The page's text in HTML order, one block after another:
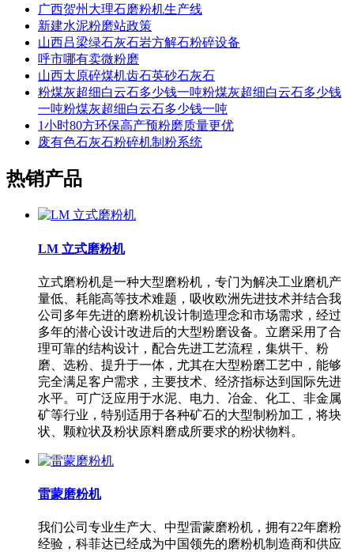
广西贺州大理石磨粉机生产线
新建水泥粉磨站政策
山西吕梁绿石灰石岩方解石粉碎设备
呼市哪有卖微粉磨
山西太原碎煤机齿石英砂石灰石
粉煤灰超细白云石多少钱一吨粉煤灰超细白云石多少钱
一吨粉煤灰超细白云石多少钱一吨
1小时80方环保高产预粉磨质量更优
废有色石灰石粉碎机制粉系统
热销产品
LM 立式磨粉机
立式磨粉机是一种大型磨粉机，专门为解决工业磨机产
量低、耗能高等技术难题，吸收欧洲先进技术并结合我
公司多年先进的磨粉机设计制造理念和市场需求，经过
多年的潜心设计改进后的大型粉磨设备。立磨采用了合
理可靠的结构设计，配合先进工艺流程，集烘干、粉
磨、选粉、提升于一体，尤其在大型粉磨工艺中，能够
完全满足客户需求，主要技术、经济指标达到国际先进
水平。可广泛应用于水泥、电力、冶金、化工、非金属
矿等行业，特别适用于各种矿石的大型制粉加工，将块
状、颗粒状及粉状原料磨成所要求的粉状物料。
雷蒙磨粉机
我们公司专业生产大、中型雷蒙磨粉机，拥有22年磨粉
经验，科菲达已经成为中国领先的磨粉机制造商和供应